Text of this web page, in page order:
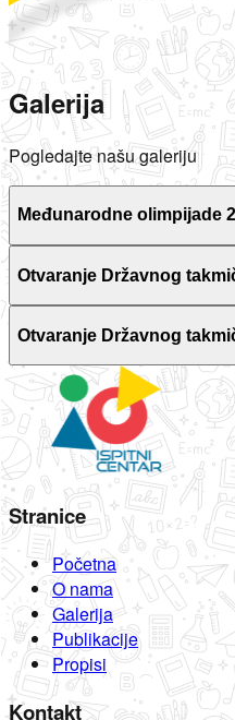
Galerija
Pogledajte našu galeriju
Međunarodne olimpijade
Otvaranje Državnog
Otvaranje Državnog
Stranice
Početna
O nama
Galerija
Publikacije
Propisi
Kontakt